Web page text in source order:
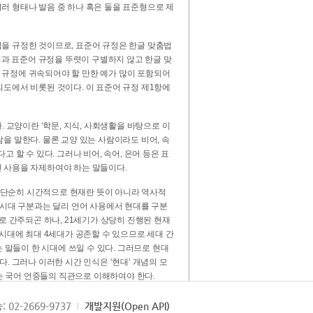
형태나 발음 중 하나 혹은 둘을 표준형으로 제
규정한 것이므로, 표준어 규정은 한글 맞춤법
표준어 규정을 뚜렷이 구별하지 않고 한글 맞
정에 귀속되어야 할 만한 예가 많이 포함되어
에서 비롯된 것이다. 이 표준어 규정 제1항에
양이란 ‘학문, 지식, 사회생활을 바탕으로 이
말한다. 물론 교양 있는 사람이라도 비어, 속
할 수 있다. 그러나 비어, 속어, 은어 등은 표
용을 자제하여야 하는 말들이다.
순히 시간적으로 현재란 뜻이 아니라 역사적
대 구분과는 달리 언어 사용에서 현대를 구분
간주되곤 하나, 21세기가 상당히 진행된 현재
대에 최대 4세대가 공존할 수 있으므로 세대 간
들이 한 시대에 쓰일 수 있다. 그러므로 현대
그러나 이러한 시간 인식은 ‘현대’ 개념의 모
국어 언중들의 직관으로 이해하여야 한다.
적 성격을 가장 크게 드러내 주는 기준이다.
: 02-2669-9737 개발지원(Open API)